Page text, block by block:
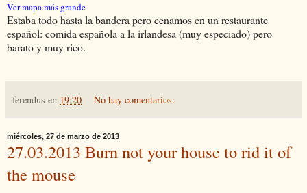
Ver mapa más grande
Estaba todo hasta la bandera pero cenamos en un restaurante
español: comida española a la irlandesa (muy especiado) pero
barato y muy rico.
ferendus en 19:20 No hay comentarios:
miércoles, 27 de marzo de 2013
27.03.2013 Burn not your house to rid it of
the mouse